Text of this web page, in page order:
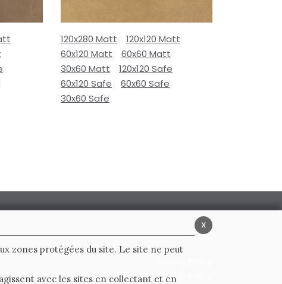
120x280 Matt
120x120 Matt
60x120 Matt
60x60 Matt
30x60 Matt
120x120 Safe
60x120 Safe
60x60 Safe
30x60 Safe
Cookie Policy
x
zones protégées du site. Le site ne peut
avec les sites en collectant et en